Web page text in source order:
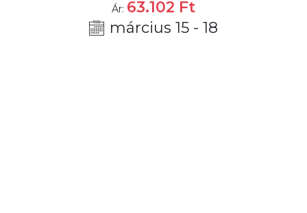
Ár: 63.102 Ft
március 15 - 18